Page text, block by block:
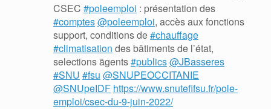
CSEC #poleemploi : présentation des
#comptes@poleemploi, accès aux fonctions
support, conditions de#chauffage
#climatisation des bâtiments de l’état,
selections ãgents#publics@JBasseres
#SNU #fsu @SNUPEOCCITANIE
@SNUpeIDF https://www.snutefifsu.fr/pole-
emploi/csec-du-9-juin-2022/